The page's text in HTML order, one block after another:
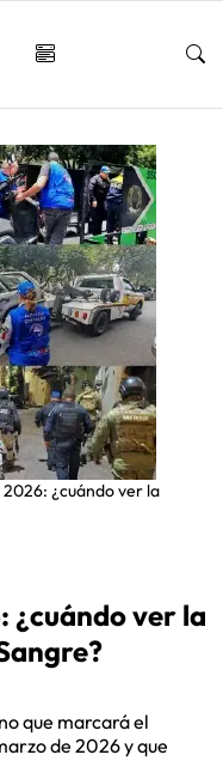
¿cuándo ver la
¿cuándo ver la
que marcará el
de 2026 y que